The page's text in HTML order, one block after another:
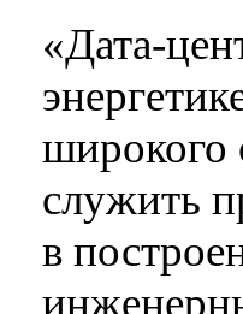
«Дата-
широкого
служить
в